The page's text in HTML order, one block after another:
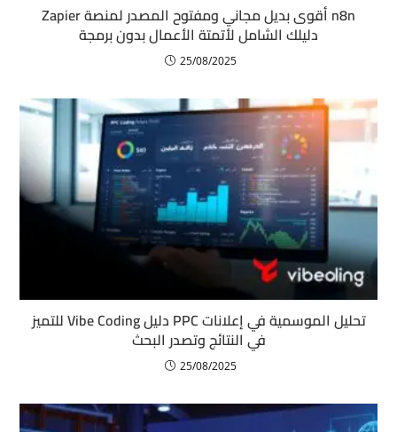
n8n أقوى بديل مجاني ومفتوح المصدر لمنصة Zapier
دليلك الشامل لأتمتة الأعمال بدون برمجة
25/08/2025
تحليل الموسمية في إعلانات PPC دليل Vibe Coding للتميز
في النتائج وتصدر البحث
25/08/2025